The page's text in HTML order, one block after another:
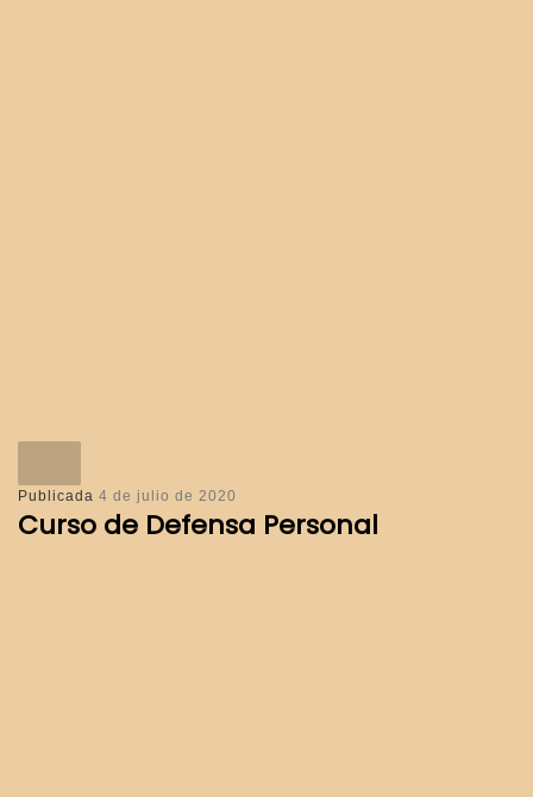
Publicada 4 de julio de 2020
Curso de Defensa Personal